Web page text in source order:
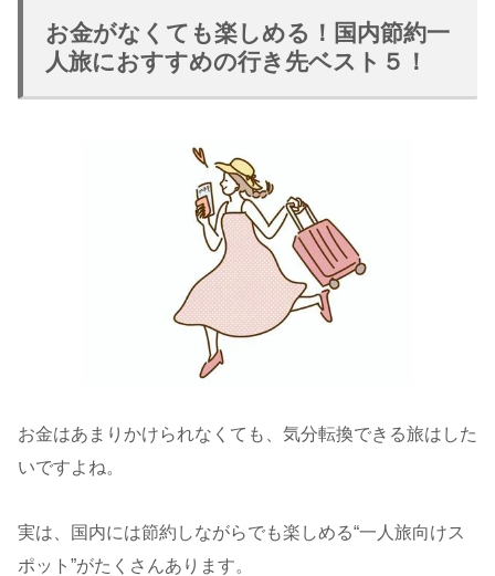
お金がなくても楽しめる！国内節約一
人旅におすすめの行き先ベスト５！
お金はあまりかけられなくても、気分転換できる旅はした
いですよね。
実は、国内には節約しながらでも楽しめる“一人旅向けス
ポット”がたくさんあります。